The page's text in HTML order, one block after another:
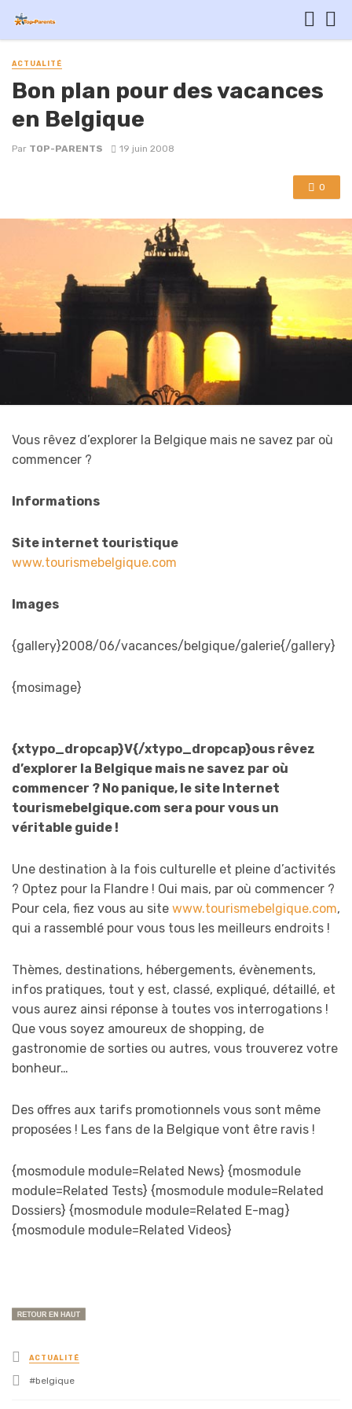
ACTUALITÉ
Bon plan pour des vacances
en Belgique
Par TOP-PARENTS 19 juin 2008
0
Vous rêvez d’explorer la Belgique mais ne savez par où
commencer ?
Informations
Site internet touristique
www.tourismebelgique.com
Images
{gallery}2008/06/vacances/belgique/galerie{/gallery}
{mosimage}
{xtypo_dropcap}V{/xtypo_dropcap}ous rêvez
d’explorer la Belgique mais ne savez par où
commencer ? No panique, le site Internet
tourismebelgique.com sera pour vous un
véritable guide !
Une destination à la fois culturelle et pleine d’activités
? Optez pour la Flandre ! Oui mais, par où commencer ?
Pour cela, fiez vous au site www.tourismebelgique.com,
qui a rassemblé pour vous tous les meilleurs endroits !
Thèmes, destinations, hébergements, évènements,
infos pratiques, tout y est, classé, expliqué, détaillé, et
vous aurez ainsi réponse à toutes vos interrogations !
Que vous soyez amoureux de shopping, de
gastronomie de sorties ou autres, vous trouverez votre
bonheur…
Des offres aux tarifs promotionnels vous sont même
proposées ! Les fans de la Belgique vont être ravis !
{mosmodule module=Related News} {mosmodule
module=Related Tests} {mosmodule module=Related
Dossiers} {mosmodule module=Related E-mag}
{mosmodule module=Related Videos}
Posted
in
ACTUALITÉ
Tagged
belgique